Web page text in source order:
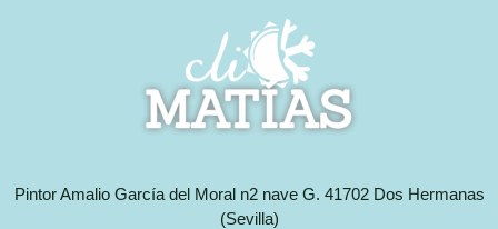
Pintor Amalio García del Moral n2 nave G. 41702 Dos Hermanas
(Sevilla)